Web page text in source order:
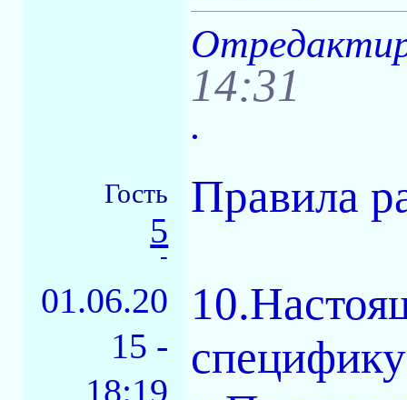
14:31
.
Гость
5
-
01.06.20
15 -
18:19
Правила